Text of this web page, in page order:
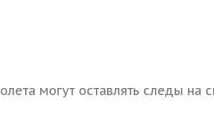
могут оставлять следы на